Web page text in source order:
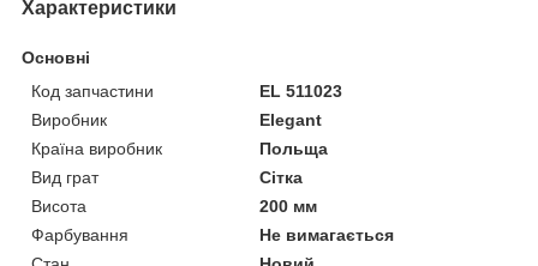
Характеристики
Основні
Код запчастини
EL 511023
Виробник
Elegant
Країна виробник
Польща
Вид грат
Сітка
Висота
200 мм
Фарбування
Не вимагається